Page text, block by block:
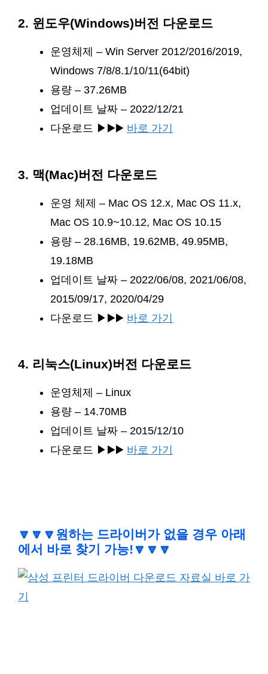
2. 윈도우(Windows)버전 다운로드
운영체제 – Win Server 2012/2016/2019,
Windows 7/8/8.1/10/11(64bit)
용량 – 37.26MB
업데이트 날짜 – 2022/12/21
다운로드 ▶▶️▶️ 바로 가기
3. 맥(Mac)버전 다운로드
운영 체제 – Mac OS 12.x, Mac OS 11.x,
Mac OS 10.9~10.12, Mac OS 10.15
용량 – 28.16MB, 19.62MB, 49.95MB,
19.18MB
업데이트 날짜 – 2022/06/08, 2021/06/08,
2015/09/17, 2020/04/29
다운로드 ▶▶️▶️ 바로 가기
4. 리눅스(Linux)버전 다운로드
운영체제 – Linux
용량 – 14.70MB
업데이트 날짜 – 2015/12/10
다운로드 ▶▶️▶️ 바로 가기
🔽🔽🔽원하는 드라이버가 없을 경우 아래
에서 바로 찾기 가능!🔽🔽🔽